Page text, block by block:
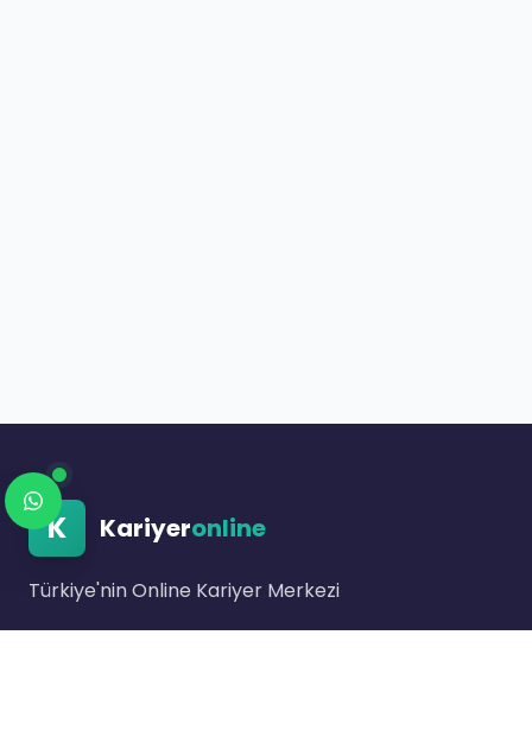
K Kariyeronline
Türkiye'nin Online Kariyer Merkezi